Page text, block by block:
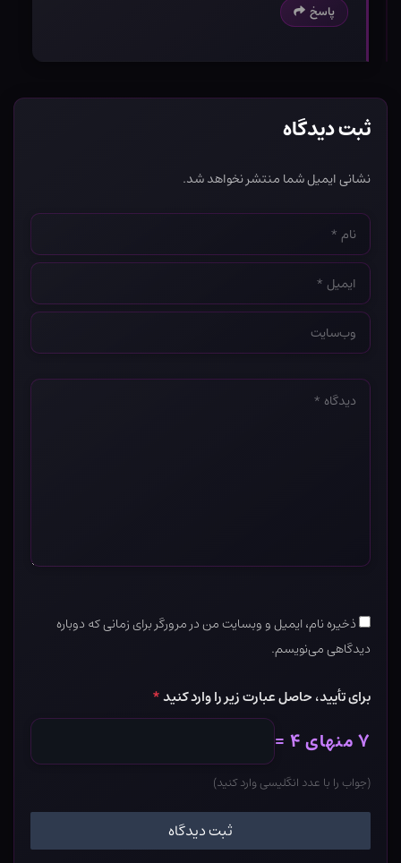
پاسخ
ثبت دیدگاه
نشانی ایمیل شما منتشر نخواهد شد.
نام
*
ایمیل
*
وب‌سایت
*
دیدگاه
ذخیره نام، ایمیل و وبسایت من در مرورگر برای زمانی که دوباره
دیدگاهی می‌نویسم.
برای تأیید، حاصل عبارت زیر را وارد کنید*
۷ منهای ۴ =
(جواب را با عدد انگلیسی وارد کنید)